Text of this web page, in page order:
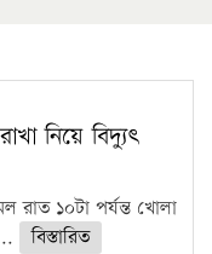
নিয়ে বিদ্যুৎ
১০টা পর্যন্ত খোলা
বিস্তারিত